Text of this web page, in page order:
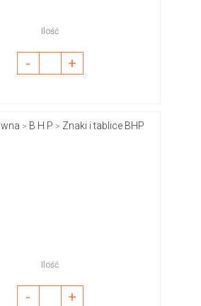
Ilość
- +
> B H P > Znaki i tablice BHP
Ilość
- +